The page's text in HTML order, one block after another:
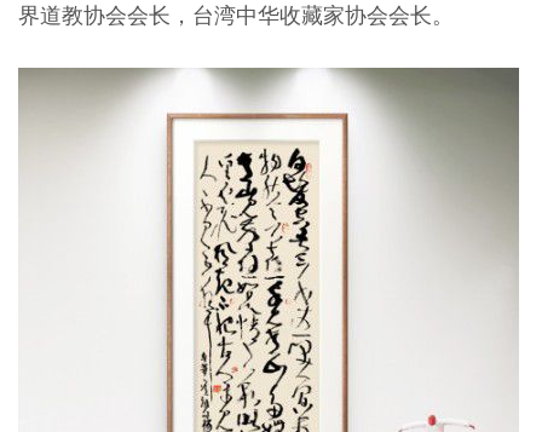
界道教协会会长，台湾中华收藏家协会会长。